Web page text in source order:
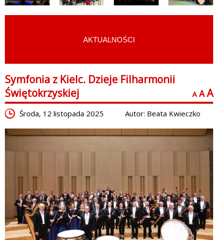
AKTUALNOŚCI
Symfonia z Kielc. Dzieje Filharmonii
Świętokrzyskiej
A A A
Środa, 12 listopada 2025 Autor: Beata Kwieczko